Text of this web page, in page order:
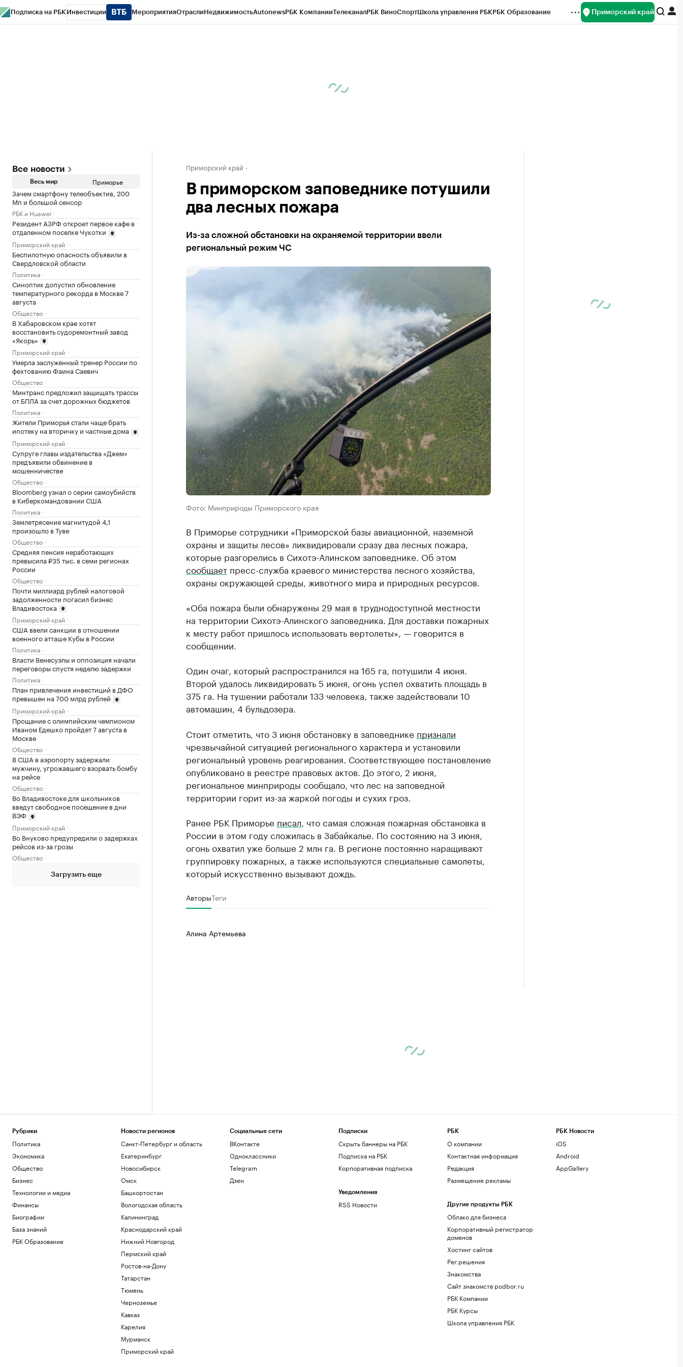
Подписка на РБК Инвестиции МероприятияОтраслиНедвижимостьAutonewsРБК КомпанииТелеканалРБК ВиноСпортШкола управления РБКРБК Образование Приморский край
Все новости
Весь мир Приморье
Зачем смартфону телеобъектив, 200
Мп и большой сенсор
РБК и Huawei
Резидент АЗРФ откроет первое кафе в
отдаленном поселке Чукотки
Приморский край
Беспилотную опасность объявили в
Свердловской области
Политика
Синоптик допустил обновление
температурного рекорда в Москве 7
августа
Общество
В Хабаровском крае хотят
восстановить судоремонтный завод
«Якорь»
Приморский край
Умерла заслуженный тренер России по
фехтованию Фаина Саевич
Общество
Минтранс предложил защищать трассы
от БПЛА за счет дорожных бюджетов
Политика
Жители Приморья стали чаще брать
ипотеку на вторичку и частные дома
Приморский край
Супруге главы издательства «Джем»
предъявили обвинение в
мошенничестве
Общество
Bloomberg узнал о серии самоубийств
в Киберкомандовании США
Политика
Землетрясение магнитудой 4,1
произошло в Туве
Общество
Средняя пенсия неработающих
превысила ₽35 тыс. в семи регионах
России
Общество
Почти миллиард рублей налоговой
задолженности погасил бизнес
Владивостока
Приморский край
США ввели санкции в отношении
военного атташе Кубы в России
Политика
Власти Венесуэлы и оппозиция начали
переговоры спустя неделю задержки
Политика
План привлечения инвестиций в ДФО
превышен на 700 млрд рублей
Приморский край
Прощание с олимпийским чемпионом
Иваном Едешко пройдет 7 августа в
Москве
Общество
В США в аэропорту задержали
мужчину, угрожавшего взорвать бомбу
на рейсе
Общество
Во Владивостоке для школьников
введут свободное посещение в дни
ВЭФ
Приморский край
Во Внуково предупредили о задержках
рейсов из-за грозы
Общество
Загрузить еще
Приморский край
В приморском заповеднике потушили
два лесных пожара
Из-за сложной обстановки на охраняемой территории ввели
региональный режим ЧС
Фото: Минприроды Приморского края
В Приморье сотрудники «Приморской базы авиационной, наземной
охраны и защиты лесов» ликвидировали сразу два лесных пожара,
которые разгорелись в Сихотэ-Алинском заповеднике. Об этом
сообщаетпресс-служба краевого министерства лесного хозяйства,
охраны окружающей среды, животного мира и природных ресурсов.
«Оба пожара были обнаружены 29 мая в труднодоступной местности
на территории Сихотэ-Алинского заповедника. Для доставки пожарных
к месту работ пришлось использовать вертолеты», — говорится в
сообщении.
Один очаг, который распространился на 165 га, потушили 4 июня.
Второй удалось ликвидировать 5 июня, огонь успел охватить площадь в
375 га. На тушении работали 133 человека, также задействовали 10
автомашин, 4 бульдозера.
Стоит отметить, что 3 июня обстановку в заповеднике признали
чрезвычайной ситуацией регионального характера и установили
региональный уровень реагирования. Соответствующее постановление
опубликовано в реестре правовых актов. До этого, 2 июня,
региональное минприроды сообщало, что лес на заповедной
территории горит из-за жаркой погоды и сухих гроз.
Ранее РБК Приморье писал , что самая сложная пожарная обстановка в
России в этом году сложилась в Забайкалье. По состоянию на 3 июня,
огонь охватил уже больше 2 млн га. В регионе постоянно наращивают
группировку пожарных, а также используются специальные самолеты,
который искусственно вызывают дождь.
АвторыТеги
Алина Артемьева
Рубрики
Политика
Экономика
Общество
Бизнес
Технологии и медиа
Финансы
Биографии
База знаний
РБК Образование
Новости регионов
Санкт-Петербург и область
Екатеринбург
Новосибирск
Омск
Башкортостан
Вологодская область
Калининград
Краснодарский край
Нижний Новгород
Пермский край
Ростов-на-Дону
Татарстан
Тюмень
Черноземье
Кавказ
Карелия
Мурманск
Приморский край
Социальные сети
ВКонтакте
Одноклассники
Telegram
Дзен
Подписки
Скрыть баннеры на РБК
Подписка на РБК
Корпоративная подписка
Уведомления
RSS Новости
РБК
О компании
Контактная информация
Редакция
Размещение рекламы
Другие продукты РБК
Облако для бизнеса
Корпоративный регистратор
доменов
Хостинг сайтов
Рег.решения
Знакомства
Сайт знакомств podbor.ru
РБК Компании
РБК Курсы
Школа управления РБК
РБК Новости
iOS
Android
AppGallery